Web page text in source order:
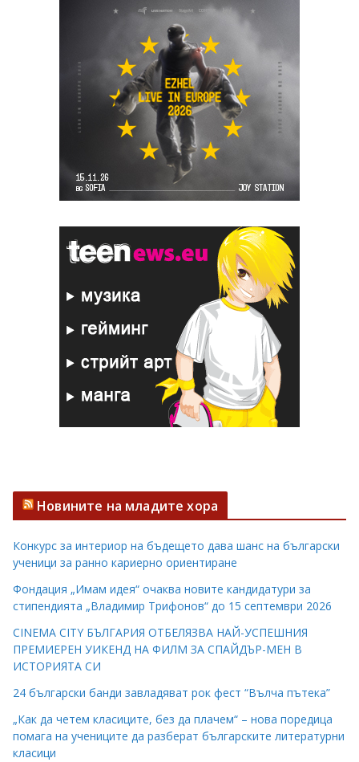
Новините на младите хора
Конкурс за интериор на бъдещето дава шанс на български
ученици за ранно кариерно ориентиране
Фондация „Имам идея“ очаква новите кандидатури за
стипендията „Владимир Трифонов“ до 15 септември 2026
CINEMA CITY БЪЛГАРИЯ ОТБЕЛЯЗВА НАЙ-УСПЕШНИЯ
ПРЕМИЕРЕН УИКЕНД НА ФИЛМ ЗА СПАЙДЪР-МЕН В
ИСТОРИЯТА СИ
24 български банди завладяват рок фест “Вълча пътека”
„Как да четем класиците, без да плачем“ – нова поредица
помага на учениците да разберат българските литературни
класици